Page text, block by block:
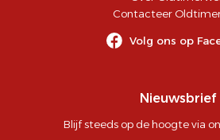
Contacteer
Volg ons op
Nieuwsbrief
Blijf steeds op de hoogte via